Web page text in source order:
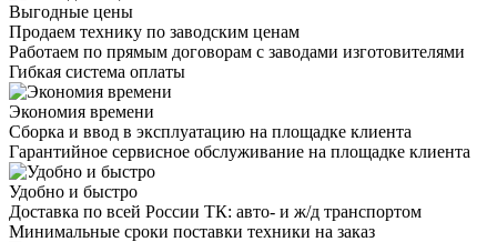
Выгодные цены
Продаем технику по заводским ценам
Работаем по прямым договорам с заводами изготовителями
Гибкая система оплаты
Экономия времени
Сборка и ввод в эксплуатацию на площадке клиента
Гарантийное сервисное обслуживание на площадке клиента
Удобно и быстро
Доставка по всей России ТК: авто- и ж/д транспортом
Минимальные сроки поставки техники на заказ